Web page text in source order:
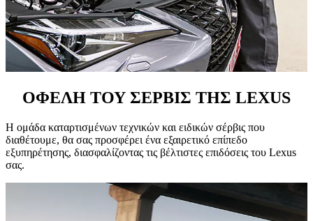
ΟΦΕΛΗ ΤΟΥ ΣΕΡΒΙΣ ΤΗΣ LEXUS
Η ομάδα καταρτισμένων τεχνικών και ειδικών σέρβις που
διαθέτουμε, θα σας προσφέρει ένα εξαιρετικό επίπεδο
εξυπηρέτησης, διασφαλίζοντας τις βέλτιστες επιδόσεις του Lexus
σας.